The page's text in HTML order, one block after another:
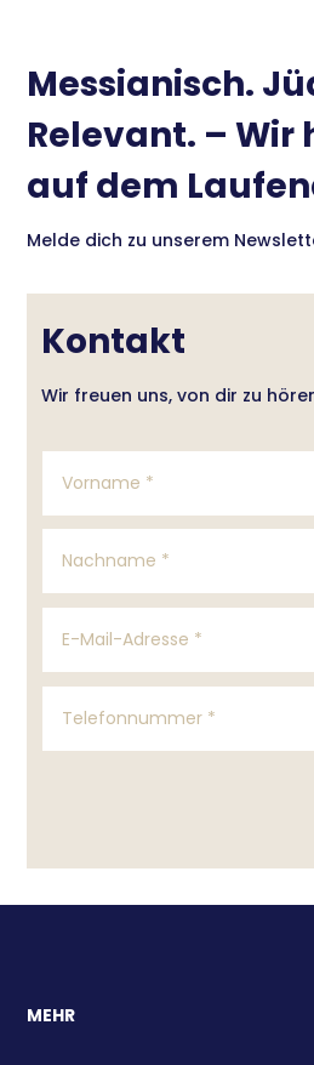
Messianisch.
Relevant. – Wir
auf dem
Melde dich zu unserem
Kontakt
Wir freuen uns, von dir zu
MEHR